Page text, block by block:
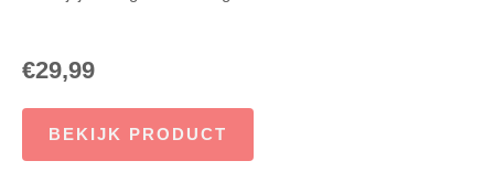
€29,99
BEKIJK PRODUCT